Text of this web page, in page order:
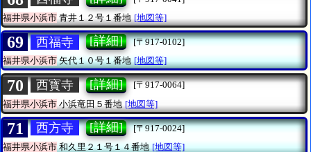
福井県小浜市 青井１２号１番地 [地図等]
69 西福寺 [詳細]
[〒917-0102]
福井県小浜市矢代１０号１番地 [地図等]
70 西寳寺 [詳細]
[〒917-0064]
福井県小浜市 小浜竜田５番地 [地図等]
71 西方寺 [詳細]
[〒917-0024]
福井県小浜市和久里２１号１４番地 [地図等]